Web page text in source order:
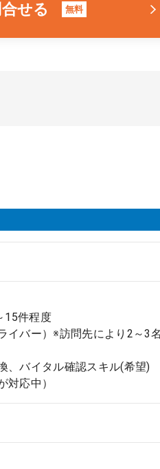
せる 無料
15件程度
イバー）※訪問先により2～3名
、バイタル確認スキル(希望)
対応中）